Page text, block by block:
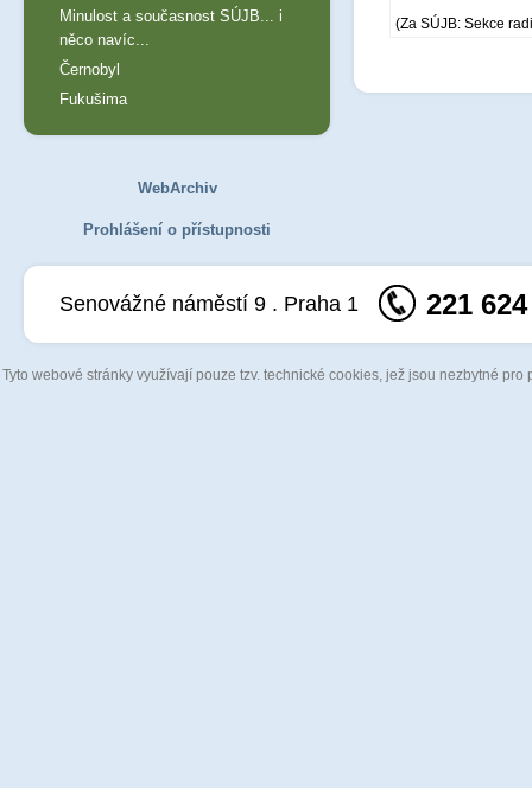
(Za SÚJB: Sekce
Minulost a současnost SÚJB... i
něco navíc...
Černobyl
Fukušima
WebArchiv
Prohlášení o přístupnosti
Senovážné náměstí 9 . Praha 1 221
Tyto webové stránky využívají pouze tzv. technické cookies, jež jsou nezbytné